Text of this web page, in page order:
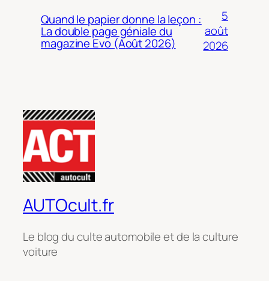
Quand le papier donne la leçon :
La double page géniale du
magazine Evo (Août 2026)
5
août
2026
AUTOcult.fr
Le blog du culte automobile et de la culture
voiture